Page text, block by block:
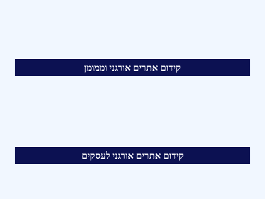
קידום אתרים אורגני וממומן
קידום אתרים אורגני לעסקים